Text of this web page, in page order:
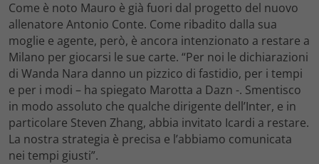
Come è noto Mauro è già fuori dal progetto del nuovo
allenatore Antonio Conte. Come ribadito dalla sua
moglie e agente, però, è ancora intenzionato a restare a
Milano per giocarsi le sue carte. “Per noi le dichiarazioni
di Wanda Nara danno un pizzico di fastidio, per i tempi
e per i modi – ha spiegato Marotta a Dazn -. Smentisco
in modo assoluto che qualche dirigente dell’Inter, e in
particolare Steven Zhang, abbia invitato Icardi a restare.
La nostra strategia è precisa e l’abbiamo comunicata
nei tempi giusti”.